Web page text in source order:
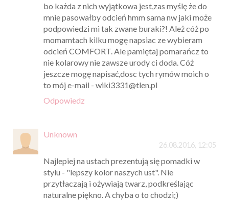
bo każda z nich wyjątkowa jest,zas myślę że do
mnie pasowałby odcień hmm sama nw jaki może
podpowiedzi mi tak zwane buraki?! Ależ cóż po
momamtach kilku mogę napsiac ze wybieram
odcień COMFORT. Ale pamiętaj pomarańcz to
nie kolarowy nie zawsze urody ci doda. Cóż
jeszcze mogę napisać,dosc tych rymów moich o
to mój e-mail - wiki3331@tlen.pl
Odpowiedz
Unknown
26.08.2016, 12:05
Najlepiej na ustach prezentują się pomadki w
stylu - "lepszy kolor naszych ust". Nie
przytłaczają i ożywiają twarz, podkreślając
naturalne piękno. A chyba o to chodzi;)